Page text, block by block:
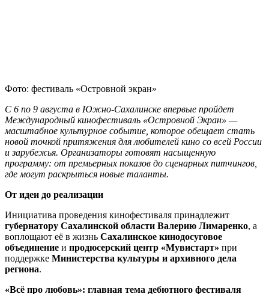
Фото: фестиваль «Островной экран»
С 6 по 9 августа в Южно-Сахалинске впервые пройдет
Международный кинофестиваль «Островной Экран» —
масштабное культурное событие, которое обещает стать
новой точкой притяжения для любителей кино со всей России
и зарубежья. Организаторы готовят насыщенную
программу: от премьерных показов до сценарных питчингов,
где могут раскрыться новые таланты.
От идеи до реализации
Инициатива проведения кинофестиваля принадлежит
губернатору Сахалинской области Валерию Лимаренко, а
воплощают её в жизнь Сахалинское кинодосуговое
объединение и продюсерский центр «Мувистарт» при
поддержке Министерства культуры и архивного дела
региона.
«Всё про любовь»: главная тема дебютного фестиваля